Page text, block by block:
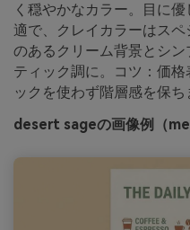
く穏やかなカラー。目に
適で、クレイカラーはス
のあるクリーム背景とシ
ティック調に。コツ：価
ックを使わず階層感を保ち
desert sageの画像例（